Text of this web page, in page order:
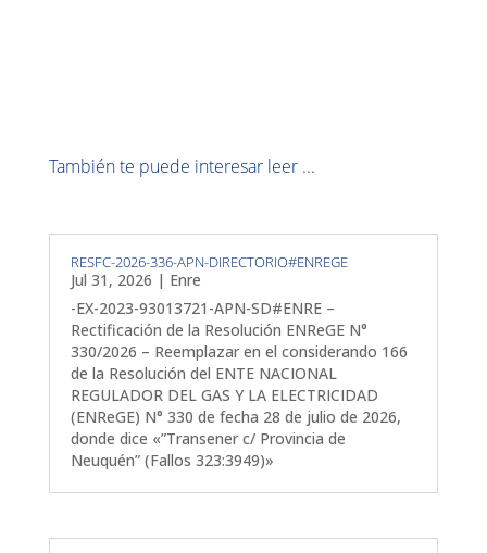
También te puede interesar leer ...
RESFC-2026-336-APN-DIRECTORIO#ENREGE
Jul 31, 2026 | Enre
-EX-2023-93013721-APN-SD#ENRE –
Rectificación de la Resolución ENReGE N°
330/2026 – Reemplazar en el considerando 166
de la Resolución del ENTE NACIONAL
REGULADOR DEL GAS Y LA ELECTRICIDAD
(ENReGE) N° 330 de fecha 28 de julio de 2026,
donde dice «”Transener c/ Provincia de
Neuquén” (Fallos 323:3949)»